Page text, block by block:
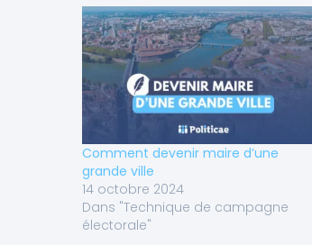
Comment devenir maire d’une
grande ville
14 octobre 2024
Dans "Technique de campagne
électorale"